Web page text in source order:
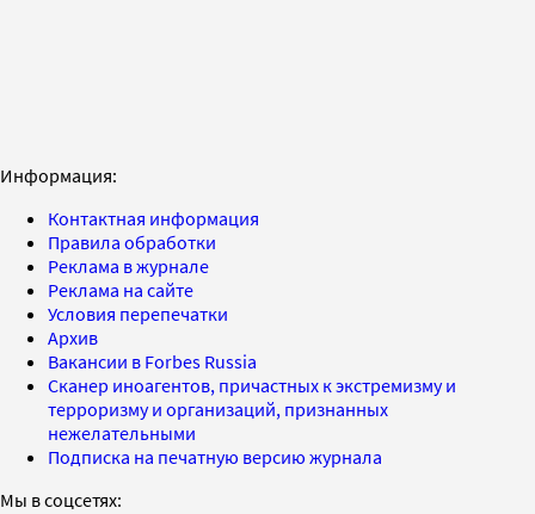
Информация:
Контактная информация
Правила обработки
Реклама в журнале
Реклама на сайте
Условия перепечатки
Архив
Вакансии в Forbes Russia
Сканер иноагентов, причастных к экстремизму и
терроризму и организаций, признанных
нежелательными
Подписка на печатную версию журнала
Мы в соцсетях: